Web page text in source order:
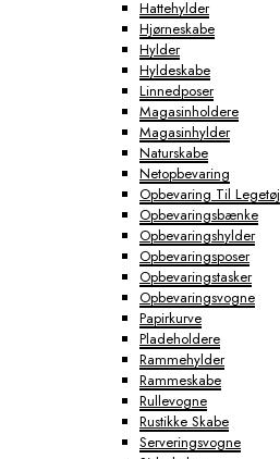
Hattehylder
Hjørneskabe
Hylder
Hyldeskabe
Linnedposer
Magasinholdere
Magasinhylder
Naturskabe
Netopbevaring
Opbevaring Til Legetøj
Opbevaringsbænke
Opbevaringshylder
Opbevaringsposer
Opbevaringstasker
Opbevaringsvogne
Papirkurve
Pladeholdere
Rammehylder
Rammeskabe
Rullevogne
Rustikke Skabe
Serveringsvogne